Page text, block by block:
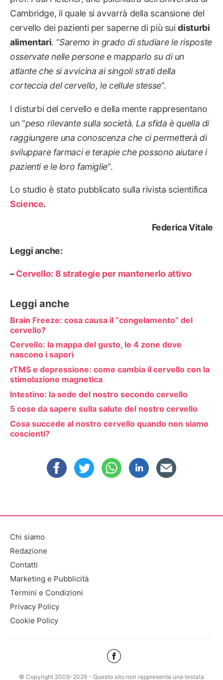
Cambridge, il quale si avvarrà della scansione del
cervello dei pazienti per saperne di più suidisturbi
alimentari. “Saremo in grado di studiare le risposte
osservate nelle persone e mapparlo su di un
atlante che si avvicina ai singoli strati della
corteccia del cervello, le cellule stesse“.
I disturbi del cervello e della mente rappresentano
un “peso rilevante sulla società. La sfida è quella di
raggiungere una conoscenza che ci permetterà di
sviluppare farmaci e terapie che possono aiutare i
pazienti e le loro famiglie“.
Lo studio è stato pubblicato sulla rivista scientifica
Science.
Federica Vitale
Leggi anche:
–Cervello: 8 strategie per mantenerlo attivo
Leggi anche
Brain Freeze: cosa causa il “congelamento” del
cervello?
Cervello: la mappa del gusto, le 4 zone dove
nascono i sapori
rTMS e depressione: come cambia il cervello con la
stimolazione magnetica
Intestino: la sede del nostro secondo cervello
5 cose da sapere sulla salute del nostro cervello
Cosa succede al nostro cervello quando non siamo
coscienti?
Chi siamo
Redazione
Contatti
Marketing e Pubblicità
Termini e Condizioni
Privacy Policy
Cookie Policy
© Copyright 2009-2026 - Questo sito non rappresenta una testata